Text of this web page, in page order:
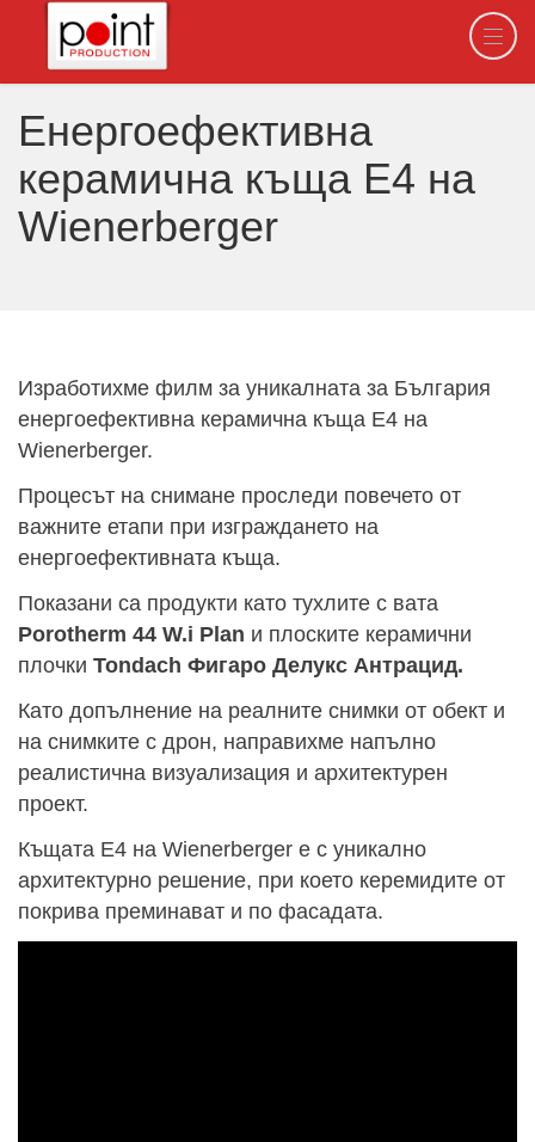
Енергоефективна
керамична къща E4 на
Wienerberger
Изработихме филм за уникалната за България
енергоефективна керамична къща E4 на
Wienerberger.
Процесът на снимане проследи повечето от
важните етапи при изграждането на
енергоефективната къща.
Показани са продукти като тухлите с вата
Porotherm 44 W.i Plan и плоските керамични
плочки Tondach Фигаро Делукс Антрацид.
Като допълнение на реалните снимки от обект и
на снимките с дрон, направихме напълно
реалистична визуализация и архитектурен
проект.
Къщата E4 на Wienerberger е с уникално
архитектурно решение, при което керемидите от
покрива преминават и по фасадата.